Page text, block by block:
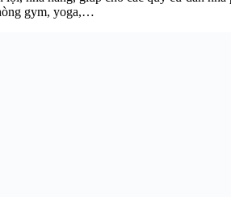
gym, yoga,…